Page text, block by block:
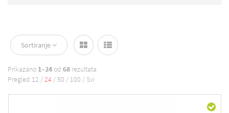
Sortiranje
Prikazano 1–24 od 68 rezultata
Pregled 12 /24 /50 / 100 / Svi